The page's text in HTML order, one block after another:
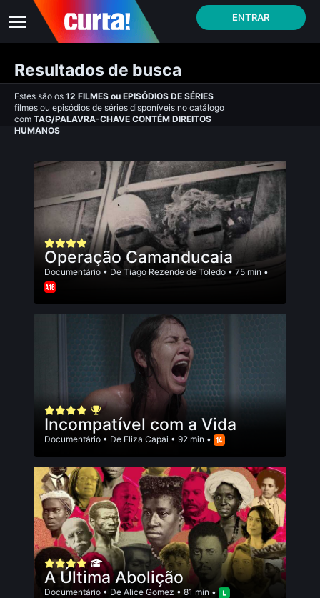
ENTRAR
Resultados de busca
Estes são os 12 FILMES ou EPISÓDIOS DE SÉRIES
filmes ou episódios de séries disponíveis no catálogo
com TAG/PALAVRA-CHAVE CONTÉM DIREITOS
HUMANOS
Operação Camanducaia
Documentário • De Tiago Rezende de Toledo • 75 min •
Incompatível com a Vida
Documentário • De Eliza Capai • 92 min •
A Última Abolição
Documentário • De Alice Gomez • 81 min •